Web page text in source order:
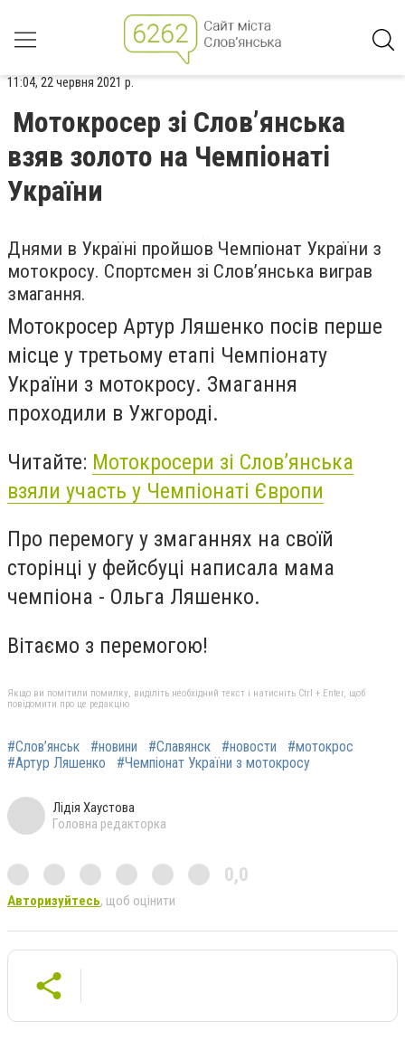
11:04, 22 червня 2021 р.
Мотокросер зі Слов’янська
взяв золото на Чемпіонаті
України
Днями в Україні пройшов Чемпіонат України з
мотокросу. Спортсмен зі Слов’янська виграв
змагання.
Мотокросер Артур Ляшенко посів перше
місце у третьому етапі Чемпіонату
України з мотокросу. Змагання
проходили в Ужгороді.
Читайте: Мотокросери зі Слов’янська
взяли участь у Чемпіонаті Європи
Про перемогу у змаганнях на своїй
сторінці у фейсбуці написала мама
чемпіона - Ольга Ляшенко.
Вітаємо з перемогою!
Якщо ви помітили помилку, виділіть необхідний текст і натисніть Ctrl + Enter, щоб
повідомити про це редакцію
#Слов’янськ #новини #Славянск #новости
#мотокрос
#Артур Ляшенко
#Чемпіонат України з мотокросу
Лідія Хаустова
Головна редакторка
0,0
Авторизуйтесь, щоб оцінити